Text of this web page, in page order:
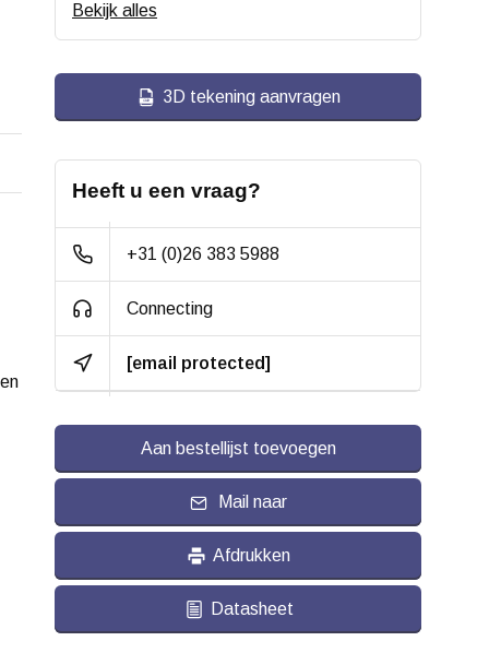
Montage:
Polyamide (PA6)
Bandage:
Grijs elastisch rubber,
gevulkaniseerd
Hardheid band:
Rolweerstand:
Slijtvast:
Temperatuur: - 20 / + 60 °C
Vlakke ondergrond
en buitenterrein
Bekijk alles
3D tekening aanvragen
Heeft u een vraag?
+31 (0)26 383 5988
Connecting
[email protected]
Aan bestellijst toevoegen
Mail naar
Afdrukken
Datasheet